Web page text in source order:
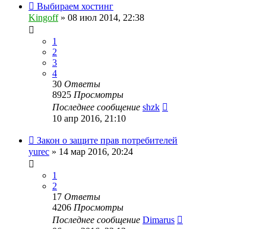
Выбираем хостинг
Kingoff» 08 июл 2014, 22:38
1
2
3
4
30 Ответы
8925 Просмотры
Последнее сообщение shzk
10 апр 2016, 21:10
Закон о защите прав потребителей
yurec » 14 мар 2016, 20:24
1
2
17 Ответы
4206 Просмотры
Последнее сообщение Dimarus